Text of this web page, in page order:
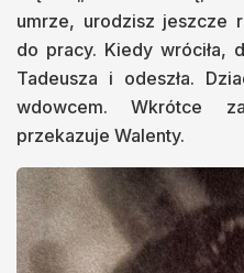
umrze, urodzisz jeszcze
do pracy. Kiedy wróciła,
Tadeusza i odeszła.
wdowcem. Wkrótce
przekazuje Walenty.